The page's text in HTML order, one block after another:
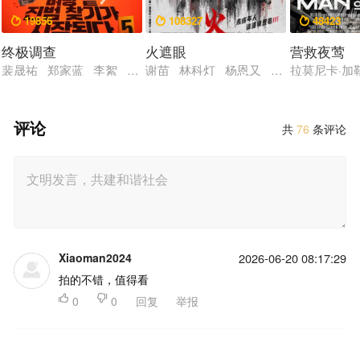
19856
终极调查
裴晟祐 郑家蓝 李絮 赵汉哲 尹敬浩
108327
火遮眼
谢苗 林科灯 杨恩又 黎唯 岩永丞威
48423
营救夜莺
拉莫尼卡·
共76 条评论
评论
Xiaoman2024 2026-06-20 08:17:29
拍的不错，值得看
 0  0 回复 举报